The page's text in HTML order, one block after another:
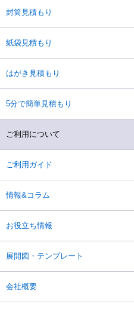
封筒見積もり
紙袋見積もり
はがき見積もり
5分で簡単見積もり
ご利用について
ご利用ガイド
情報&コラム
お役立ち情報
展開図・テンプレート
会社概要